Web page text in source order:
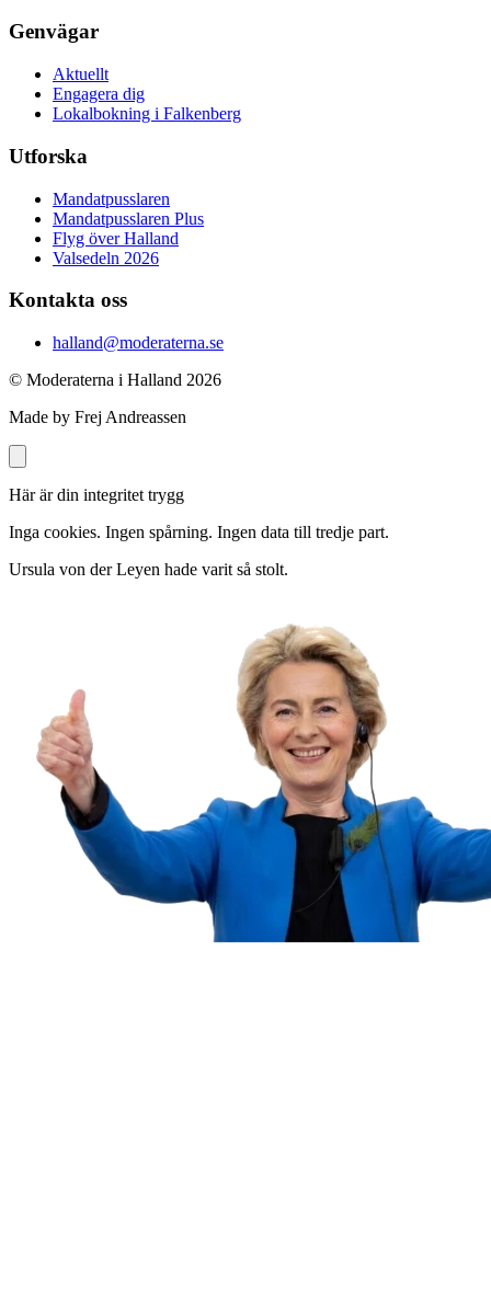
Genvägar
Aktuellt
Engagera dig
Lokalbokning i Falkenberg
Utforska
Mandatpusslaren
Mandatpusslaren Plus
Flyg över Halland
Valsedeln 2026
Kontakta oss
halland@moderaterna.se
© Moderaterna i Halland 2026
Made by Frej Andreassen
Här är din integritet trygg
Inga cookies. Ingen spårning. Ingen data till tredje part.
Ursula von der Leyen hade varit så stolt.